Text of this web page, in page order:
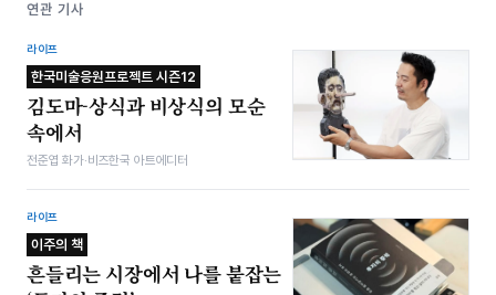
연관 기사
라이프
한국미술응원프로젝트 시즌12
김도마-상식과 비상식의 모순
속에서
전준엽 화가·비즈한국 아트에디터
라이프
이주의 책
흔들리는 시장에서 나를 붙잡는